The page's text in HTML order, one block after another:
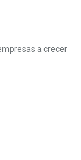
a crecer